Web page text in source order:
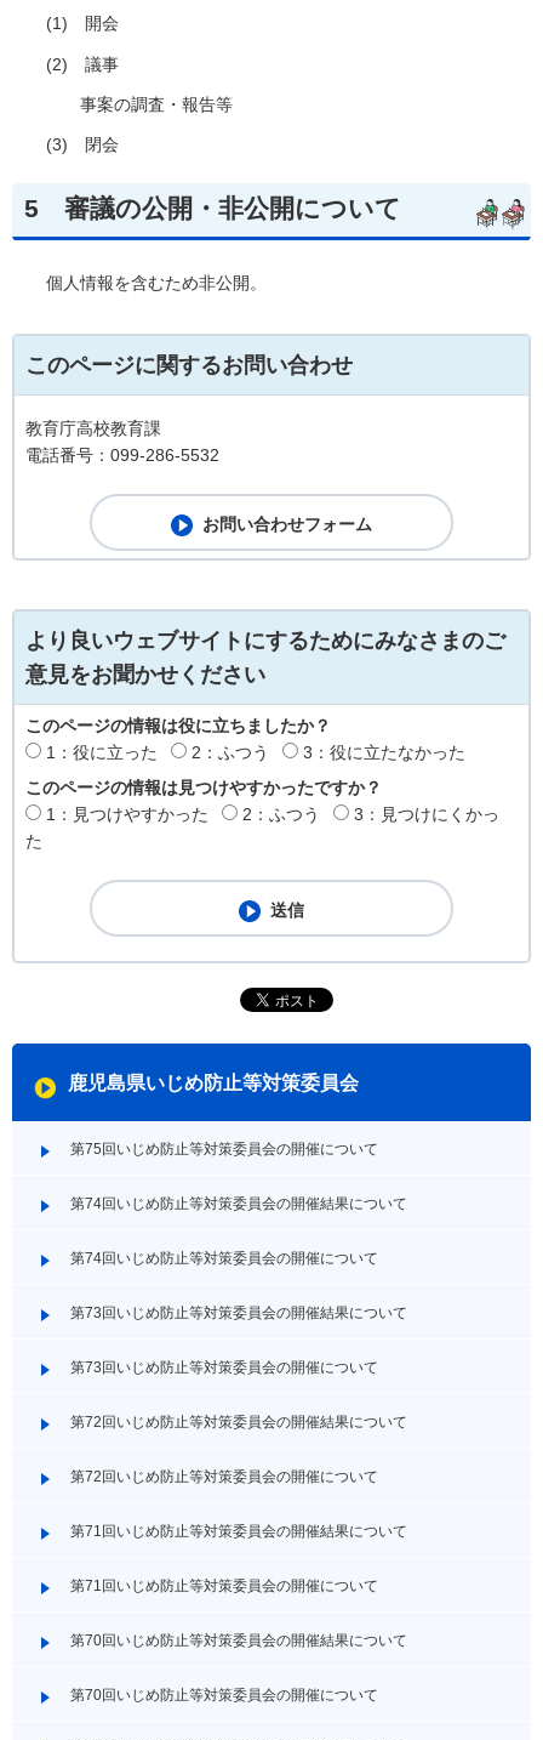
(1) 開会
(2) 議事
事案の調査・報告等
(3) 閉会
5 審議の公開・非公開について
個人情報を含むため非公開。
このページに関するお問い合わせ
教育庁高校教育課
電話番号：099-286-5532
より良いウェブサイトにするためにみなさまのご
意見をお聞かせください
このページの情報は役に立ちましたか？
1：役に立った
2：ふつう
3：役に立たなかった
このページの情報は見つけやすかったですか？
1：見つけやすかった
2：ふつう
3：見つけにくかっ
た
鹿児島県いじめ防止等対策委員会
第75回いじめ防止等対策委員会の開催について
第74回いじめ防止等対策委員会の開催結果について
第74回いじめ防止等対策委員会の開催について
第73回いじめ防止等対策委員会の開催結果について
第73回いじめ防止等対策委員会の開催について
第72回いじめ防止等対策委員会の開催結果について
第72回いじめ防止等対策委員会の開催について
第71回いじめ防止等対策委員会の開催結果について
第71回いじめ防止等対策委員会の開催について
第70回いじめ防止等対策委員会の開催結果について
第70回いじめ防止等対策委員会の開催について